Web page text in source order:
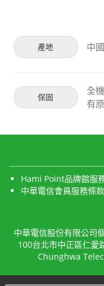
產地 中國
保固
全
有
Hami Point品牌館服
中華電信會員服務條款
中華電信股份有限公司
100台北市中正區仁
Chunghwa